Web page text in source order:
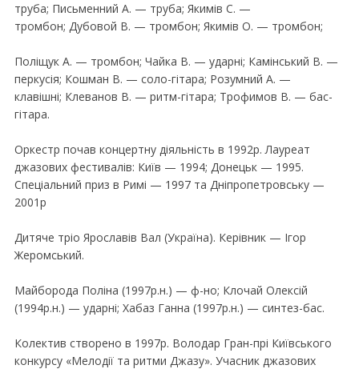
труба; Письменний А. — труба; Якимiв С. —
тромбон; Дубовой В. — тромбон; Якимiв О. — тромбон;
Полiщук А. — тромбон; Чайка В. — ударнi; Камiнський В. —
перкусiя; Кошман В. — соло-гiтара; Розумний А. —
клавiшнi; Клеванов В. — ритм-гiтара; Трофимов В. — бас-
гiтара.
Оркестр почав концертну дiяльнiсть в 1992р. Лауреат
джазових фестивалiв: Київ — 1994; Донецьк — 1995.
Спецiальний приз в Римi — 1997 та Днiпропетровську —
2001р
Дитяче трiо Ярославiв Вал (Україна). Керiвник — Iгор
Жеромський.
Майборода Полiна (1997р.н.) — ф-но; Клочай Олексiй
(1994р.н.) — ударнi; Хабаз Ганна (1997р.н.) — синтез-бас.
Колектив створено в 1997р. Володар Гран-прi Київського
конкурсу «Мелодiї та ритми Джазу». Учасник джазових